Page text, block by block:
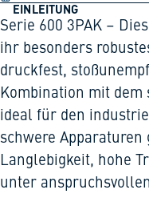
EINLEITUNG
Serie 600 3PAK –
ihr besonders
druckfest,
Kombination mit
ideal für den
schwere Apparaturen
Langlebigkeit, hohe
unter